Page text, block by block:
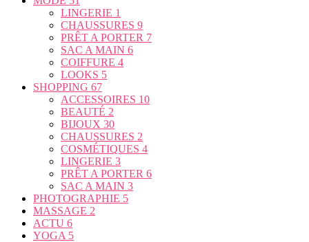
LINGERIE 1
CHAUSSURES 9
PRÊT A PORTER 7
SAC A MAIN 6
COIFFURE 4
LOOKS 5
SHOPPING 67
ACCESSOIRES 10
BEAUTÉ 2
BIJOUX 30
CHAUSSURES 2
COSMÉTIQUES 4
LINGERIE 3
PRÊT A PORTER 6
SAC A MAIN 3
PHOTOGRAPHIE 5
MASSAGE 2
ACTU 6
YOGA 5